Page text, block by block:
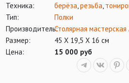
Техника:
берёза резьба
Тип:
Полки
Производитель:Столярная
Размер:
45 Х 19,5 Х 16 см
Цена:
15 000 руб